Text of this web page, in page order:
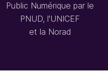
Public Numérique par le
PNUD, l'UNICEF
et la Norad